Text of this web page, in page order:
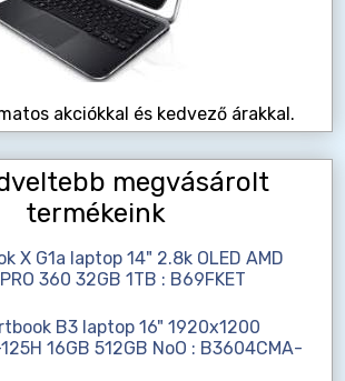
akciókkal és kedvező árakkal.
megvásárolt
termékeink
X G1a laptop 14" 2.8k OLED AMD
360 32GB 1TB : B69FKET
B3 laptop 16" 1920x1200
16GB 512GB NoO : B3604CMA-